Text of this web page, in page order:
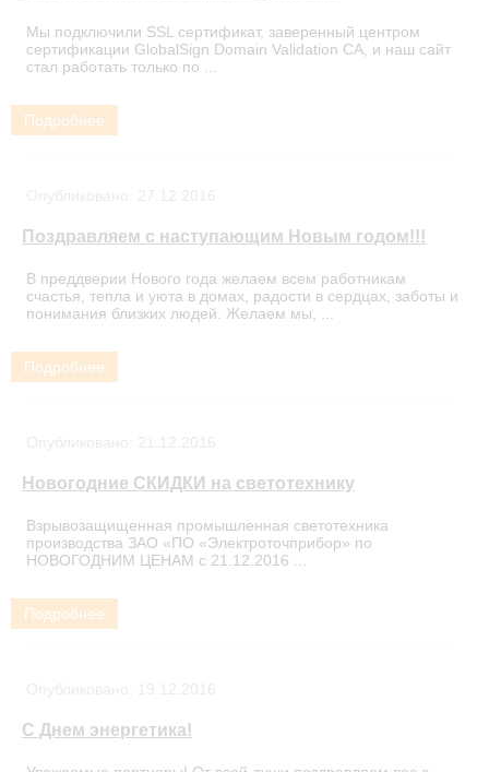
Мы подключили SSL сертификат, заверенный центром
сертификации GlobalSign Domain Validation CA, и наш сайт
стал работать только по ...
Подробнее
Поздравляем с наступающим Новым годом!!!
В преддверии Нового года желаем всем работникам
счастья, тепла и уюта в домах, радости в сердцах, заботы и
понимания близких людей. Желаем мы, ...
Подробнее
Новогодние СКИДКИ на светотехнику
Взрывозащищенная промышленная светотехника
производства ЗАО «ПО «Электроточприбор» по
НОВОГОДНИМ ЦЕНАМ с 21.12.2016 ...
Подробнее
С Днем энергетика!